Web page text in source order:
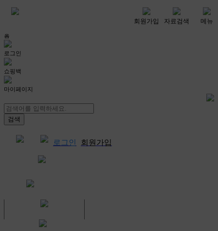
회원가입 자료검색 메뉴
홈
로그인
쇼핑백
마이페이지
로그인 회원가입